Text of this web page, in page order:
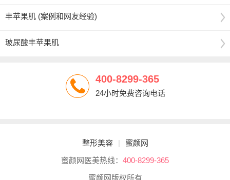
丰苹果肌 (案例和网友经验)
玻尿酸丰苹果肌
400-8299-365
24小时免费咨询电话
整形美容 |
蜜颜网
蜜颜网医美热线： 400-8299-365
蜜颜网版权所有